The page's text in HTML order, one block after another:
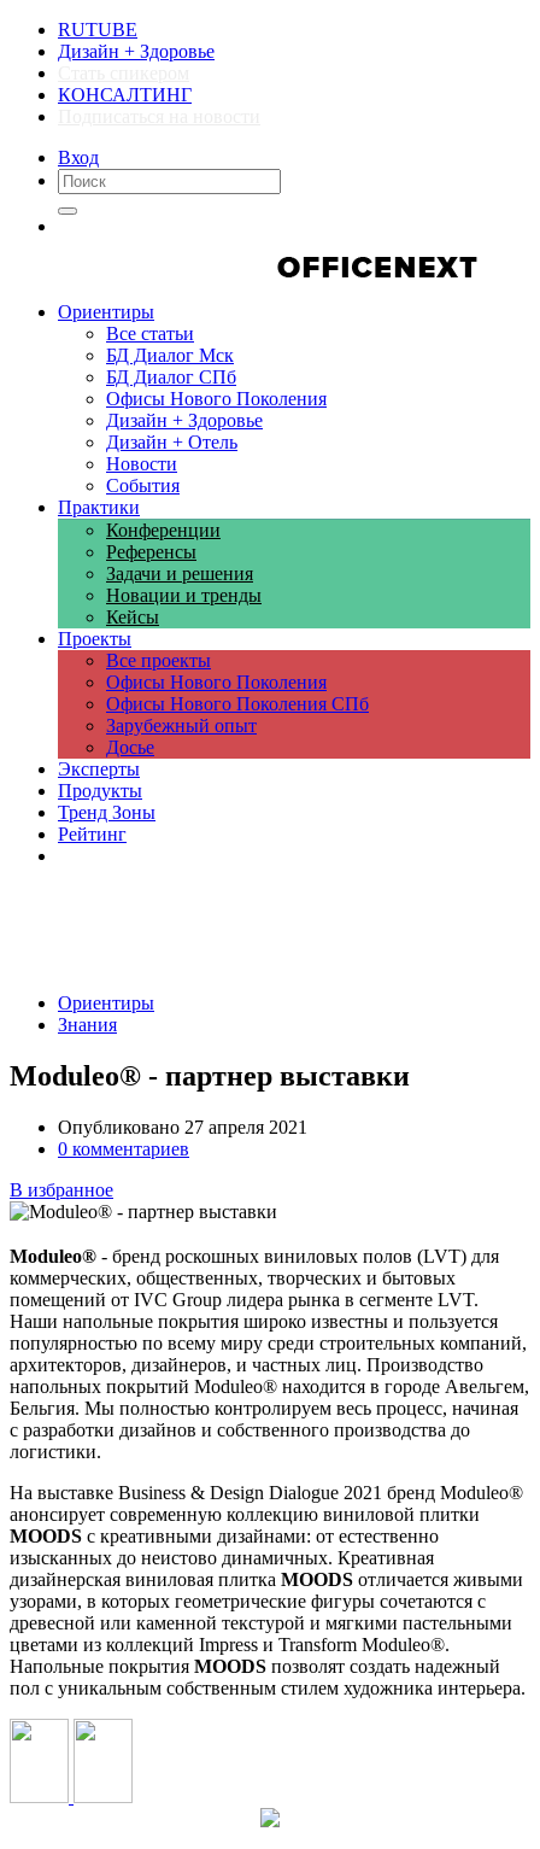
RUTUBE
Дизайн + Здоровье
КОНСАЛТИНГ
Вход
Ориентиры
Все статьи
БД Диалог Мск
БД Диалог СПб
Офисы Нового Поколения
Дизайн + Здоровье
Дизайн + Отель
Новости
События
Практики
Конференции
Референсы
Задачи и решения
Новации и тренды
Кейсы
Проекты
Все проекты
Офисы Нового Поколения
Офисы Нового Поколения СПб
Зарубежный опыт
Досье
Эксперты
Продукты
Тренд Зоны
Рейтинг
Ориентиры
Знания
Moduleo® - партнер выставки
Опубликовано 27 апреля 2021
0 комментариев
В избранное
Moduleo® - бренд роскошных виниловых полов (LVT) для
коммерческих, общественных, творческих и бытовых
помещений от IVC Group лидера рынка в сегменте LVT.
Наши напольные покрытия широко известны и пользуется
популярностью по всему миру среди строительных компаний,
архитекторов, дизайнеров, и частных лиц. Производство
напольных покрытий Moduleo® находится в городе Авельгем,
Бельгия. Мы полностью контролируем весь процесс, начиная
с разработки дизайнов и собственного производства до
логистики.
На выставке Business & Design Dialogue 2021 бренд Moduleo®
анонсирует современную коллекцию виниловой плитки
MOODS с креативными дизайнами: от естественно
изысканных до неистово динамичных. Креативная
дизайнерская виниловая плитка MOODS отличается живыми
узорами, в которых геометрические фигуры сочетаются с
древесной или каменной текстурой и мягкими пастельными
цветами из коллекций Impress и Transform Moduleo®.
Напольные покрытия MOODS позволят создать надежный
пол с уникальным собственным стилем художника интерьера.